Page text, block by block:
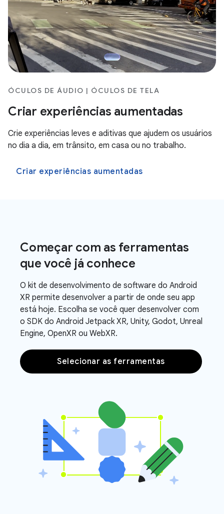
ÓCULOS DE ÁUDIO | ÓCULOS DE TELA
Criar experiências aumentadas
Crie experiências leves e aditivas que ajudem os usuários
no dia a dia, em trânsito, em casa ou no trabalho.
Criar experiências aumentadas
Começar com as ferramentas
que você já conhece
O kit de desenvolvimento de software do Android
XR permite desenvolver a partir de onde seu app
está hoje. Escolha se você quer desenvolver com
o SDK do Android Jetpack XR, Unity, Godot, Unreal
Engine, OpenXR ou WebXR.
Selecionar as ferramentas